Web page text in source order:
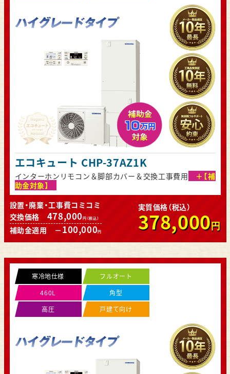
エコキュート CHP-37AZ1K
インターホンリモコン＆脚部カバー＆交換工事費用 ＋【補
助金対象】
設置・廃棄・工事費コミコミ
交換価格 478,000円（税込）
補助金適用 － 100,000円
実質価格（税込）
378,000円
寒冷地仕様
フルオート
460L
角型
高圧
戸建て向け